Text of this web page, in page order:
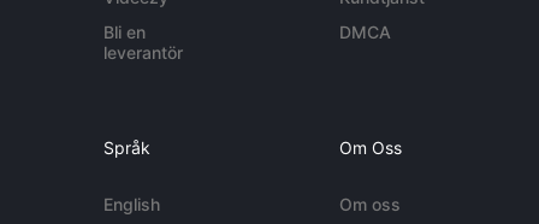
Bli en
leverantör
DMCA
Språk
English
Om Oss
Om oss